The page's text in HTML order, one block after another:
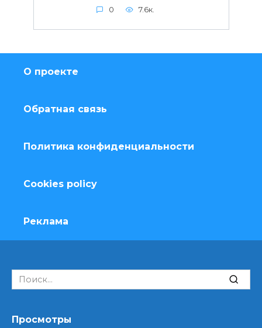
0 7.6к.
О проекте
Обратная связь
Политика конфиденциальности
Cookies policy
Реклама
Search
for:
Просмотры